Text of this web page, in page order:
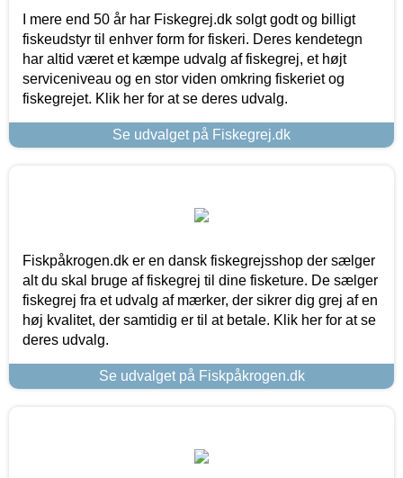
I mere end 50 år har Fiskegrej.dk solgt godt og billigt
fiskeudstyr til enhver form for fiskeri. Deres kendetegn
har altid været et kæmpe udvalg af fiskegrej, et højt
serviceniveau og en stor viden omkring fiskeriet og
fiskegrejet. Klik her for at se deres udvalg.
Se udvalget på Fiskegrej.dk
Fiskpåkrogen.dk er en dansk fiskegrejsshop der sælger
alt du skal bruge af fiskegrej til dine fisketure. De sælger
fiskegrej fra et udvalg af mærker, der sikrer dig grej af en
høj kvalitet, der samtidig er til at betale. Klik her for at se
deres udvalg.
Se udvalget på Fiskpåkrogen.dk